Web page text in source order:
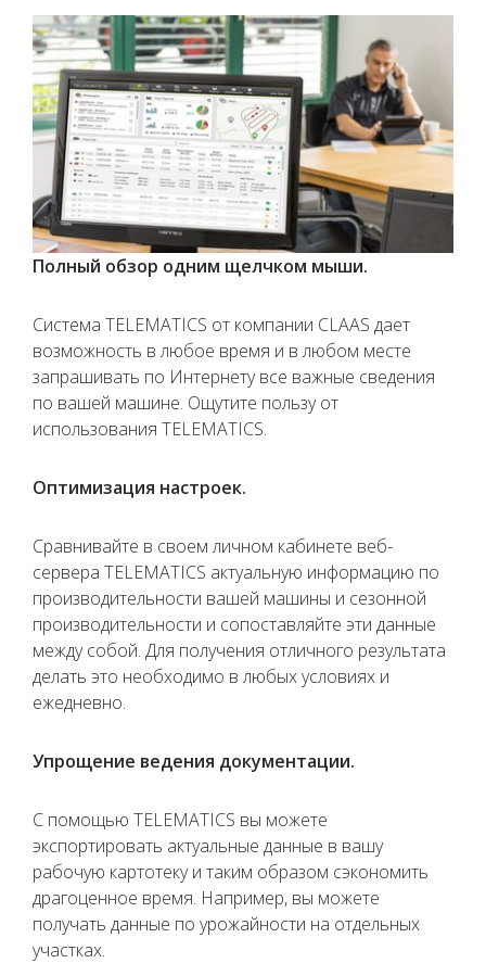
Полный обзор одним щелчком мыши.
Система TELEMATICS от компании CLAAS дает
возможность в любое время и в любом месте
запрашивать по Интернету все важные сведения
по вашей машине. Ощутите пользу от
использования TELEMATICS.
Оптимизация настроек.
Сравнивайте в своем личном кабинете веб-
сервера TELEMATICS актуальную информацию по
производительности вашей машины и сезонной
производительности и сопоставляйте эти данные
между собой. Для получения отличного результата
делать это необходимо в любых условиях и
ежедневно.
Упрощение ведения документации.
С помощью TELEMATICS вы можете
экспортировать актуальные данные в вашу
рабочую картотеку и таким образом сэкономить
драгоценное время. Например, вы можете
получать данные по урожайности на отдельных
участках.